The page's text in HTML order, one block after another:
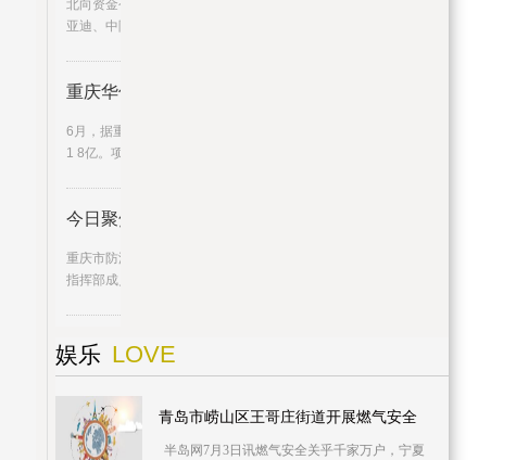
北向资金今日净买入26 85亿元。宁德时代、比
亚迪、中际旭创分别获净买
重庆华侨城蓝楹湾6月成交约1.8亿
6月，据重庆华侨城公布，蓝楹湾项目销售额约
1 8亿。项目负责人介绍，蓝
今日聚焦!重庆启动防汛Ⅳ级应急
重庆市防汛抗旱指挥部要求，各区县防指、各
指挥部成员单位需按照防汛Ⅳ
娱乐 LOVE
青岛市崂山区王哥庄街道开展燃气安全
半岛网7月3日讯燃气安全关乎千家万户，宁夏